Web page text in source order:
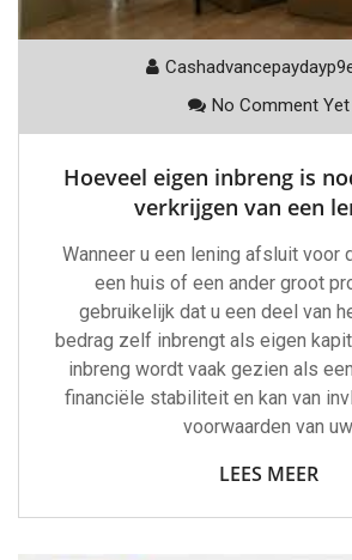
No Comment Yet
Hoeveel eigen inbreng is
verkrijgen van een
Wanneer u een lening afsluit voor
een huis of een ander groot
gebruikelijk dat u een deel van
bedrag zelf inbrengt als eigen
inbreng wordt vaak gezien als
financiële stabiliteit en kan van
voorwaarden van uw
LEES MEER